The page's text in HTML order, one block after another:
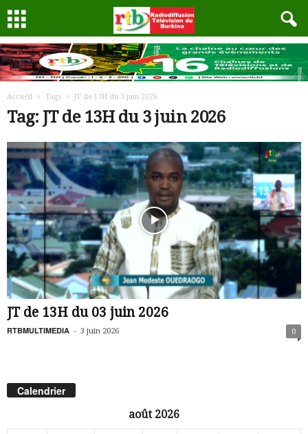
Accueil Tags JT de 13H du 3 juin 2026
Tag: JT de 13H du 3 juin 2026
JT de 13H du 03 juin 2026
RTBMULTIMEDIA - 3 juin 2026 0
Calendrier
août 2026